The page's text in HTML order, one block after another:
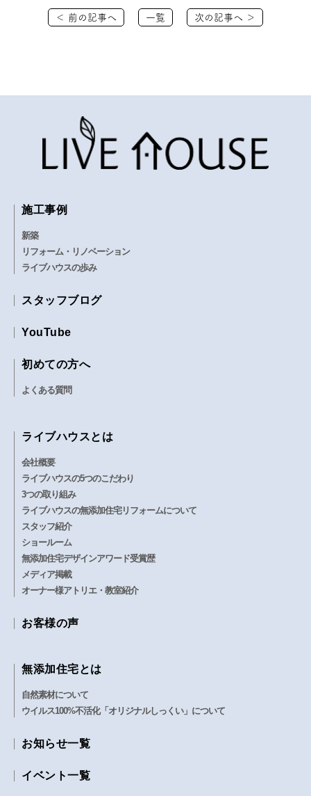
＜ 前の記事へ 一覧 次の記事へ ＞
施工事例
新築
リフォーム・リノベーション
ライブハウスの歩み
スタッフブログ
YouTube
初めての方へ
よくある質問
ライブハウスとは
会社概要
ライブハウスの5つのこだわり
3つの取り組み
ライブハウスの無添加住宅リフォームについて
スタッフ紹介
ショールーム
無添加住宅デザインアワード受賞歴
メディア掲載
オーナー様アトリエ・教室紹介
お客様の声
無添加住宅とは
自然素材について
ウイルス100%不活化「オリジナルしっくい」について
お知らせ一覧
イベント一覧